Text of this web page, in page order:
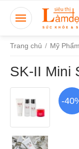
Trang chủ / Mỹ
SK-II Mini
-40%